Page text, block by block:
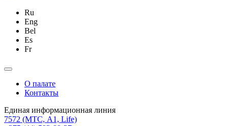
Ru
Eng
Bel
Es
Fr
О палате
Контакты
Единая информационная линия
7572 (МТС, A1, Life)